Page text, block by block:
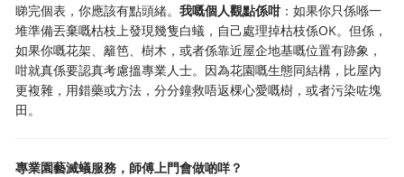
睇完個表，你應該有點頭緒。我嘅個人觀點係咁 ：如果你只係喺一
堆準備丟棄嘅枯枝上發現幾隻白蟻，自己處理掉枯枝係OK。但係，
如果你嘅花架、籬笆、樹木，或者係靠近屋企地基嘅位置有跡象，
咁就真係要認真考慮搵專業人士。因為花園嘅生態同結構，比屋內
更複雜，用錯藥或方法，分分鐘救唔返棵心愛嘅樹，或者污染咗塊
田。
專業園藝滅蟻服務，師傅上門會做啲咩？